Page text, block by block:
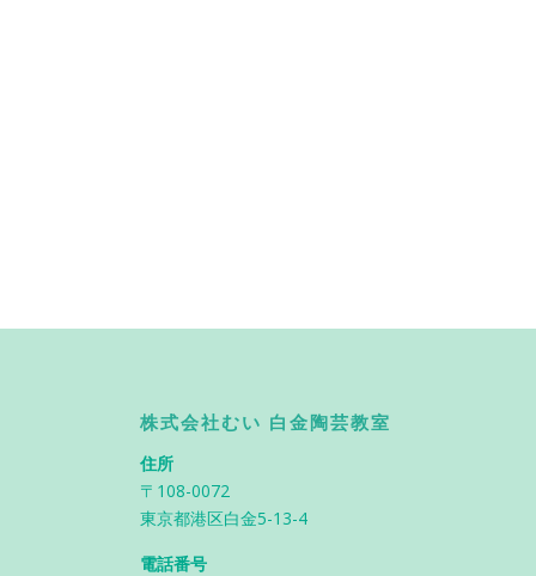
株式会社むい 白金陶芸教室
住所
〒108-0072
東京都港区白金5-13-4
電話番号